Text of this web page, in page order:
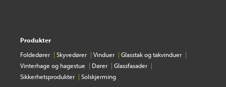
Produkter
Foldedører
Skyvedører Vinduer
Glasstak og takvinduer
Vinterhage og hagestue
Dører
Glassfasader
Sikkerhetsprodukter
Solskjerming